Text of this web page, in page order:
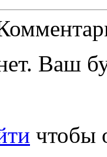
Ваш
чтобы